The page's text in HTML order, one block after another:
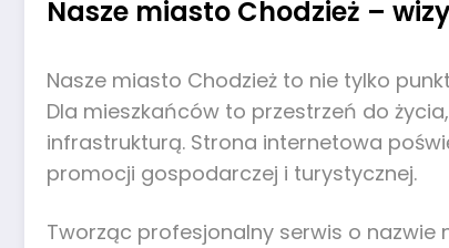
Nasze miasto Chodzież –
Nasze miasto Chodzież to nie tylko
Dla mieszkańców to przestrzeń do
infrastrukturą. Strona internetowa
promocji gospodarczej i turystycznej.
Tworząc profesjonalny serwis o nazwie